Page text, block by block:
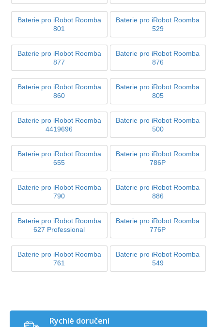
Baterie pro iRobot Roomba
801
Baterie pro iRobot Roomba
529
Baterie pro iRobot Roomba
877
Baterie pro iRobot Roomba
876
Baterie pro iRobot Roomba
860
Baterie pro iRobot Roomba
805
Baterie pro iRobot Roomba
4419696
Baterie pro iRobot Roomba
500
Baterie pro iRobot Roomba
655
Baterie pro iRobot Roomba
786P
Baterie pro iRobot Roomba
790
Baterie pro iRobot Roomba
886
Baterie pro iRobot Roomba
627 Professional
Baterie pro iRobot Roomba
776P
Baterie pro iRobot Roomba
761
Baterie pro iRobot Roomba
549
Rychlé doručení